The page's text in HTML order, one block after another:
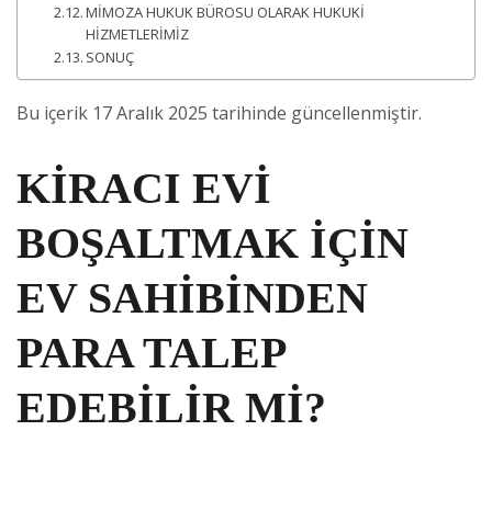
MİMOZA HUKUK BÜROSU OLARAK HUKUKİ
HİZMETLERİMİZ
SONUÇ
Bu içerik 17 Aralık 2025 tarihinde güncellenmiştir.
KİRACI EVİ
BOŞALTMAK İÇİN
EV SAHİBİNDEN
PARA TALEP
EDEBİLİR Mİ?